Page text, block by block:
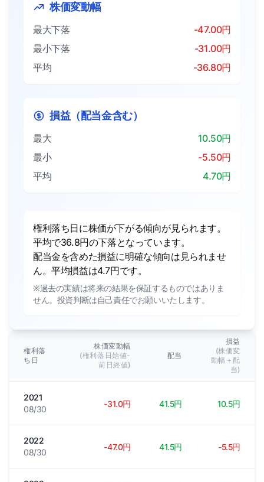
株価変動幅
最大下落
-47.00円
最小下落
-31.00円
平均
-36.80円
損益（配当金含む）
最大
10.50円
最小
-5.50円
平均
4.70円
権利落ち日に株価が下がる傾向が見られます。
平均で36.8円の下落となっています。
配当金を含めた損益に明確な傾向は見られませ
ん。平均損益は4.7円です。
※過去の実績は将来の結果を保証するものではありま
せん。投資判断は自己責任でお願いいたします。
権利落
ち日
株価変動幅
(権利落日始値-
前日終値)
配当
損益
(株価変
動幅＋配
当)
2021
08/30
-31.0円 41.5円 10.5円
2022
08/30
-47.0円 41.5円 -5.5円